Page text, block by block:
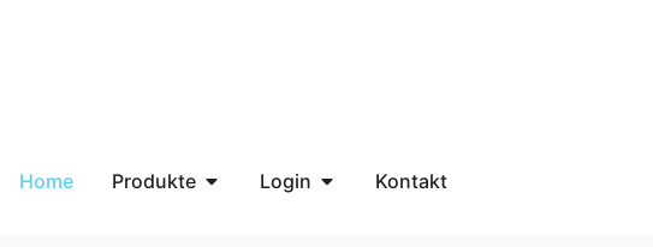
Home Produkte Login Kontakt